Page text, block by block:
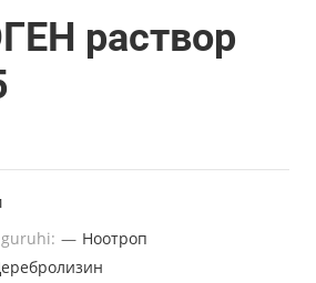
раствор
— Ноотроп